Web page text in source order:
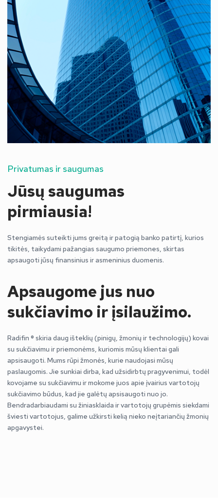
Privatumas ir saugumas
Jūsų saugumas
pirmiausia!
Stengiamės suteikti jums greitą ir patogią banko patirtį, kurios
tikitės, taikydami pažangias saugumo priemones, skirtas
apsaugoti jūsų finansinius ir asmeninius duomenis.
Apsaugome jus nuo
sukčiavimo ir įsilaužimo.
Radifin ® skiria daug išteklių (pinigų, žmonių ir technologijų) kovai
su sukčiavimu ir priemonėms, kuriomis mūsų klientai gali
apsisaugoti. Mums rūpi žmonės, kurie naudojasi mūsų
paslaugomis. Jie sunkiai dirba, kad užsidirbtų pragyvenimui, todėl
kovojame su sukčiavimu ir mokome juos apie įvairius vartotojų
sukčiavimo būdus, kad jie galėtų apsisaugoti nuo jo.
Bendradarbiaudami su žiniasklaida ir vartotojų grupėmis siekdami
šviesti vartotojus, galime užkirsti kelią nieko neįtariančių žmonių
apgavystei.